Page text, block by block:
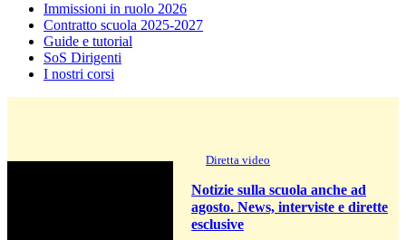
Immissioni in ruolo 2026
Contratto scuola 2025-2027
Guide e tutorial
SoS Dirigenti
I nostri corsi
Diretta video
Notizie sulla scuola anche ad
agosto. News, interviste e dirette
esclusive